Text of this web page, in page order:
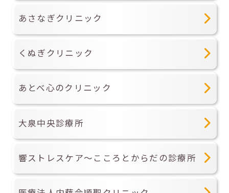
あさなぎクリニック
くぬぎクリニック
あとべ心のクリニック
大泉中央診療所
響ストレスケア～こころとからだの診療所